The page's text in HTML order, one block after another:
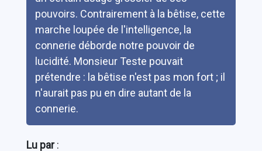
pouvoirs. Contrairement à la bêtise, cette
marche loupée de l'intelligence, la
connerie déborde notre pouvoir de
lucidité. Monsieur Teste pouvait
prétendre : la bêtise n'est pas mon fort ; il
n'aurait pas pu en dire autant de la
connerie.
Lu par: